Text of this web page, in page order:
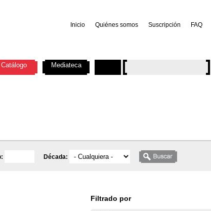
Inicio Quiénes somos Suscripción FAQ
Década:
Filtrado por
Catálogo Mediateca